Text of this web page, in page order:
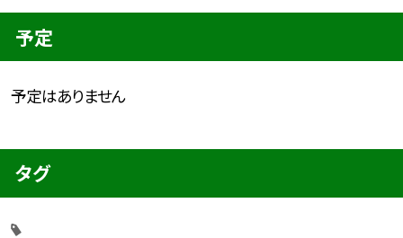
予定
予定はありません
タグ